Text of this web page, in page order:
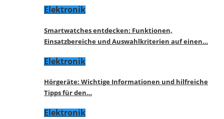
Elektronik
Smartwatches entdecken: Funktionen,
Einsatzbereiche und Auswahlkriterien auf einen…
Elektronik
Hörgeräte: Wichtige Informationen und hilfreiche
Tipps für den…
Elektronik